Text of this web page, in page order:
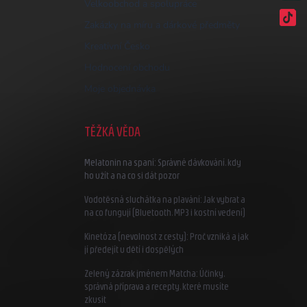
Velkoobchod a spolupráce
Zakázky na míru a dárkové předměty
Kreativní Česko
TĚŽKÁ VĚDA
Melatonin na spaní: Správné dávkování, kdy
ho užít a na co si dát pozor
Vodotěsná sluchátka na plavání: Jak vybrat a
na co fungují (Bluetooth, MP3 i kostní vedení)
Kinetóza (nevolnost z cesty): Proč vzniká a jak
jí předejít u dětí i dospělých
Zelený zázrak jménem Matcha: Účinky,
správná příprava a recepty, které musíte
zkusit